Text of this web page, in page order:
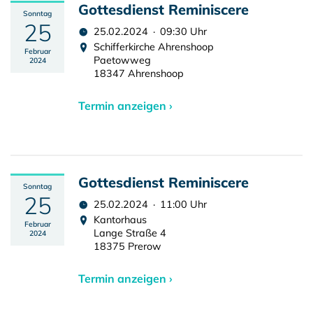
Sonntag
25
Februar
2024
Gottesdienst Reminiscere
25.02.2024 · 09:30 Uhr
Schifferkirche Ahrenshoop
Paetowweg
18347 Ahrenshoop
Termin anzeigen ›
Sonntag
25
Februar
2024
Gottesdienst Reminiscere
25.02.2024 · 11:00 Uhr
Kantorhaus
Lange Straße 4
18375 Prerow
Termin anzeigen ›